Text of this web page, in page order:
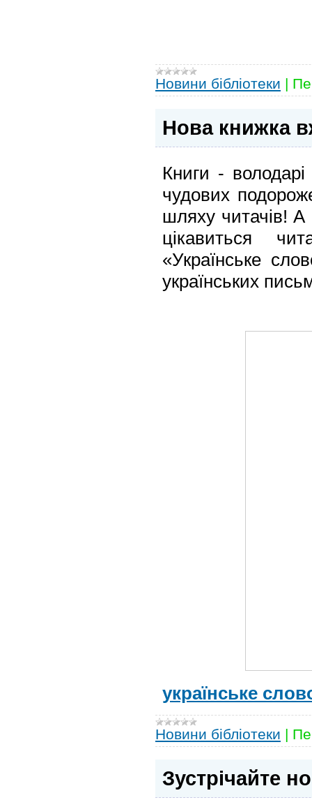
Новини бібліотеки |
Нова книжка
Книги -
чудових
шляху читачів! А
цікавиться
«Українське
українських
українське
Новини бібліотеки |
Зустрічайте